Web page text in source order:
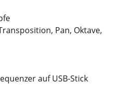
Pan, Oktave,
auf USB-Stick